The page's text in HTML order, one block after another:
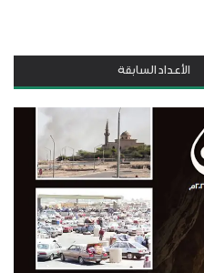
الأعداد السابقة